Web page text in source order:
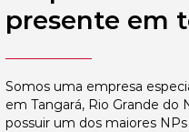
presente em
Somos uma empresa
em Tangará, Rio Grande do
possuir um dos maiores